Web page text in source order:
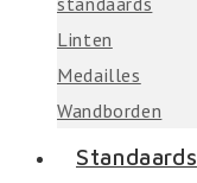
Linten
Medailles
Wandborden
Standaards